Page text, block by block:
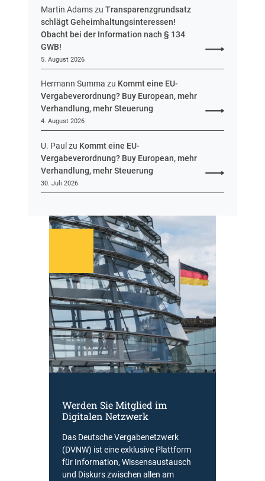
Martin AdamszuTransparenzgrundsatz
schlägt Geheimhaltungsinteressen!
Obacht bei der Information nach § 134
GWB!
5. August 2026
Hermann Summa zu Kommt eine EU-
Vergabeverordnung? Buy European, mehr
Verhandlung, mehr Steuerung
4. August 2026
U. Paulzu Kommt eine EU-
Vergabeverordnung? Buy European, mehr
Verhandlung, mehr Steuerung
30. Juli 2026
Werden Sie Mitglied im
Digitalen Netzwerk
Das Deutsche Vergabenetzwerk
(DVNW) ist eine exklusive Plattform
für Information, Wissensaustausch
und Diskurs zwischen allen am